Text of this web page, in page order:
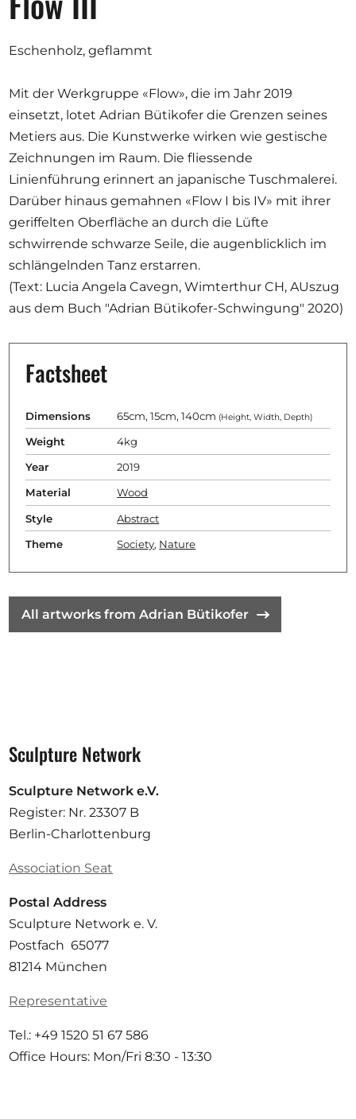
Opportunities
Become a member
Artists
About us
Donate
Partners
Help
Contact
Eschenholz, geflammt
Mit der Werkgruppe «Flow», die im Jahr 2019
einsetzt, lotet Adrian Bütikofer die Grenzen seines
Metiers aus. Die Kunstwerke wirken wie gestische
Zeichnungen im Raum. Die fliessende
Linienführung erinnert an japanische Tuschmalerei.
Darüber hinaus gemahnen «Flow I bis IV» mit ihrer
geriffelten Oberfläche an durch die Lüfte
schwirrende schwarze Seile, die augenblicklich im
schlängelnden Tanz erstarren.
(Text: Lucia Angela Cavegn, Wimterthur CH, AUszug
aus dem Buch "Adrian Bütikofer-Schwingung" 2020)
Factsheet
Dimensions 65cm, 15cm, 140cm (Height, Width, Depth)
Weight 4kg
Year 2019
Material Wood
Style Abstract
Theme Society, Nature
All artworks from Adrian Bütikofer
Sculpture Network
Sculpture Network e.V.
Register: Nr. 23307 B
Berlin-Charlottenburg
Association Seat
Postal Address
Sculpture Network e. V.
Postfach 65077
81214 München
Representative
Tel.: +49 1520 51 67 586
Office Hours: Mon/Fri 8:30 - 13:30